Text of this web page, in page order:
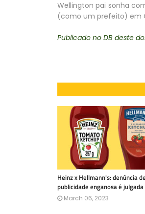
Wellington pai sonha
(como um prefeito) em
Publicado no DB deste
Heinz x Hellmann's: denúncia de
publicidade enganosa é julgada
March 06, 2023